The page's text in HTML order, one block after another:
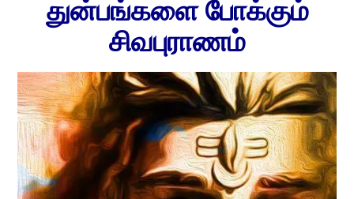
துன்பங்களை போக்கும்
சிவபுராணம்